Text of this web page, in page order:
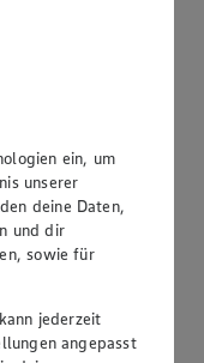
ein, um
unserer
deine Daten,
und dir
sowie für
jederzeit
angepasst